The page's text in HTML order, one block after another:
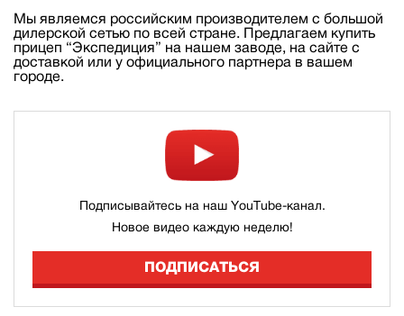
Мы являемся российским производителем с большой
дилерской сетью по всей стране. Предлагаем купить
прицеп “Экспедиция” на нашем заводе, на сайте с
доставкой или у официального партнера в вашем
городе.
Подписывайтесь на наш YouTube-канал.
Новое видео каждую неделю!
ПОДПИСАТЬСЯ